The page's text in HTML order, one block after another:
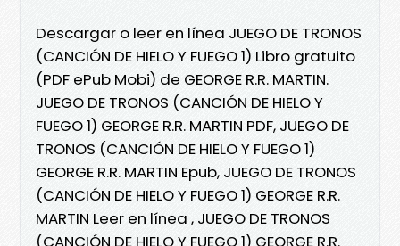
Descargar o leer en línea JUEGO DE TRONOS
(CANCIÓN DE HIELO Y FUEGO 1) Libro gratuito
(PDF ePub Mobi) de GEORGE R.R. MARTIN.
JUEGO DE TRONOS (CANCIÓN DE HIELO Y
FUEGO 1) GEORGE R.R. MARTIN PDF, JUEGO DE
TRONOS (CANCIÓN DE HIELO Y FUEGO 1)
GEORGE R.R. MARTIN Epub, JUEGO DE TRONOS
(CANCIÓN DE HIELO Y FUEGO 1) GEORGE R.R.
MARTIN Leer en línea , JUEGO DE TRONOS
(CANCIÓN DE HIELO Y FUEGO 1) GEORGE R.R.